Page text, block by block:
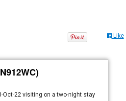
Like
Oct-22 visiting on a two-night stay